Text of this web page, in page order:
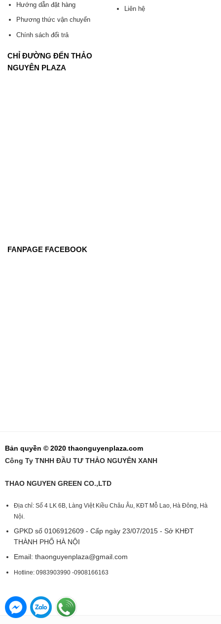
Hướng dẫn đặt hàng
Phương thức vận chuyển
Chính sách đổi trả
Liên hệ
CHỈ ĐƯỜNG ĐẾN THẢO
NGUYÊN PLAZA
FANPAGE FACEBOOK
Bản quyền © 2020 thaonguyenplaza.com
Công Ty TNHH ĐẦU TƯ THẢO NGUYÊN XANH
THAO NGUYEN GREEN CO.,LTD
Địa chỉ: Số 4 LK 6B, Làng Việt Kiều Châu Âu, KĐT Mỗ Lao, Hà Đông, Hà
Nội.
GPKD số 0106912609 - Cấp ngày 23/07/2015 - Sở KHĐT
THÀNH PHỐ HÀ NỘI
Email: thaonguyenplaza@gmail.com
Hotline: 0983903990 -0908166163